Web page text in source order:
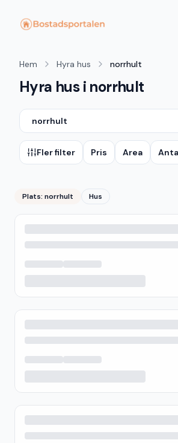
Hem Hyra hus norrhult
Hyra hus i norrhult
norrhult
Fler filter Pris Area
Plats: norrhult Hus